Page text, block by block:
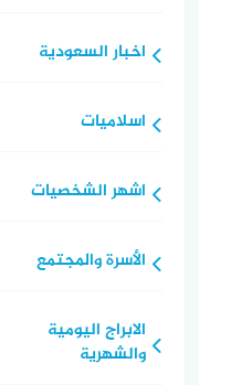
اخبار السعودية
اسلاميات
اشهر الشخصيات
الأسرة والمجتمع
الابراج اليومية
والشهرية